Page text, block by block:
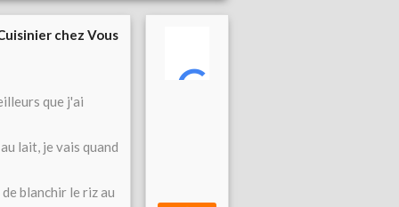
chez Vous
que j'ai
lait, je vais quand
blanchir le riz au